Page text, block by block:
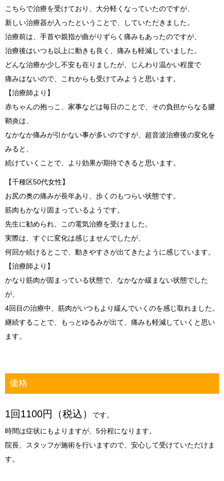
こちらで治療を受けており、大分軽くなっていたのですが、
新しい治療器が入ったということで、していただきました。
治療前は、手首や親指が曲がりずらく痛みもあったのですが、
治療後はいつも以上に動きも良く、痛みも軽減していました。
どんな治療か少し不安も在りましたが、じんわり温かい程度で
痛みはないので、これからも受けてみようと思います。
【治療師より】
赤ちゃんの抱っこ、家事などは毎日のことで、その負担からなる腱
鞘炎は、
なかなか痛みが引かない事が多いのですが、超音波治療後の変化を
みると、
続けていくことで、より効果が期待できると思います。
【千種区50代女性】
お尻の奥の痛みが長年あり、歩くのもつらい状態です。
筋肉もかなり固まっているようです。
先生に勧められ、この電気治療を受けました。
実際は、すぐに変化は感じませんでしたが、
何回か続けるとこで、動きやすさが出てきたように感じています。
【治療師より】
かなり筋肉が固まっている状態で、なかなか緩まない状態でした
が、
4回目の治療中、筋肉がいつもより緩んでいくのを感じ取れました。
継続することで、もっとゆるみが出て、痛みも軽減していくと思い
ます。
価格
1回1100円（税込）
です。
時間は症状にもよりますが、 5分程になります。
院長、スタッフが施術を行いますので、安心して受けていただけま
す。